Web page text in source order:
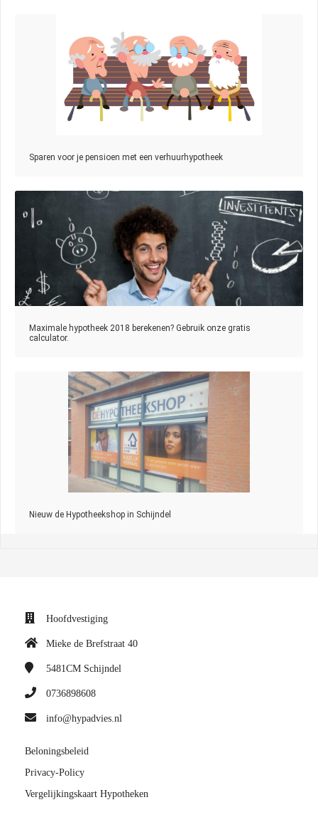
Sparen voor je pensioen met een verhuurhypotheek
Maximale hypotheek 2018 berekenen? Gebruik onze gratis
calculator.
Nieuw de Hypotheekshop in Schijndel
Hoofdvestiging
Mieke de Brefstraat 40
5481CM Schijndel
0736898608
info@hypadvies.nl
Beloningsbeleid
Privacy-Policy
Vergelijkingskaart Hypotheken